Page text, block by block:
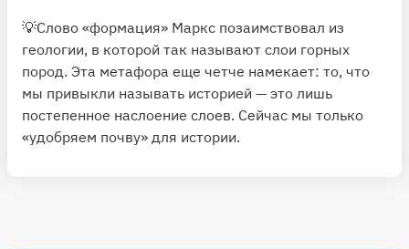
💡Слово «формация» Маркс позаимствовал из
геологии, в которой так называют слои горных
пород. Эта метафора еще четче намекает: то, что
мы привыкли называть историей — это лишь
постепенное наслоение слоев. Сейчас мы только
«удобряем почву» для истории.